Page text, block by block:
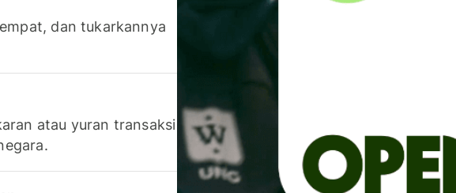
dan tukarkannya
atau yuran transaksi